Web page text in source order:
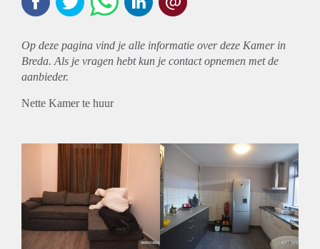
Op deze pagina vind je alle informatie over deze Kamer in
Breda. Als je vragen hebt kun je contact opnemen met de
aanbieder.
Nette Kamer te huur